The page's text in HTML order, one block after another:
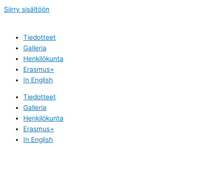
Siirry sisältöön
Tiedotteet
Galleria
Henkilökunta
Erasmus+
In English
Tiedotteet
Galleria
Henkilökunta
Erasmus+
In English